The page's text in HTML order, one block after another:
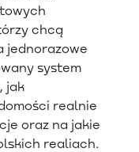
chcą
jednorazowe
system
jak
realnie
oraz na jakie
realiach.